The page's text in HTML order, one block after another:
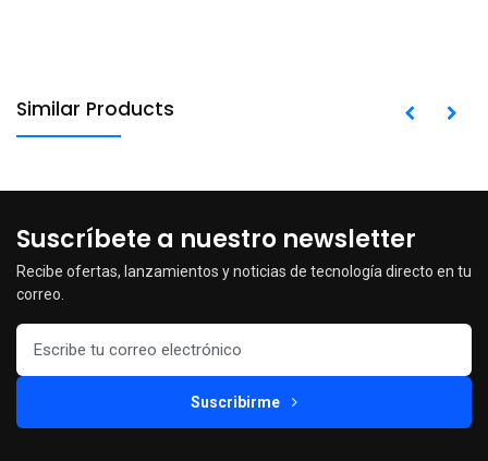
Similar Products
Suscríbete a nuestro newsletter
Recibe ofertas, lanzamientos y noticias de tecnología directo en tu
correo.
Suscribirme